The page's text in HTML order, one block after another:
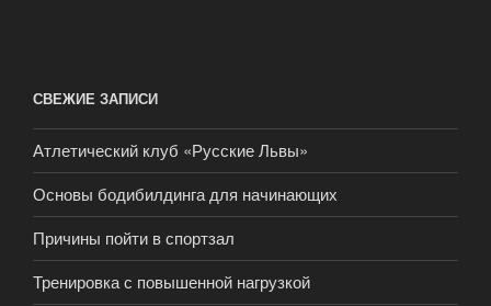
СВЕЖИЕ ЗАПИСИ
Атлетический клуб «Русские Львы»
Основы бодибилдинга для начинающих
Причины пойти в спортзал
Тренировка с повышенной нагрузкой